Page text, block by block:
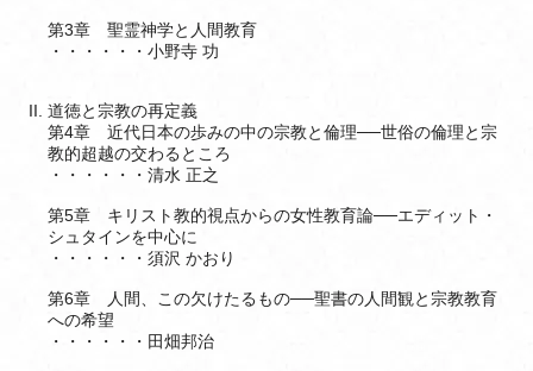
第3章 聖霊神学と人間教育
・・・・・・小野寺 功
道徳と宗教の再定義
第4章 近代日本の歩みの中の宗教と倫理──世俗の倫理と宗
教的超越の交わるところ
・・・・・・清水 正之
第5章 キリスト教的視点からの女性教育論──エディット・
シュタインを中心に
・・・・・・須沢 かおり
第6章 人間、この欠けたるもの──聖書の人間観と宗教教育
への希望
・・・・・・田畑邦治